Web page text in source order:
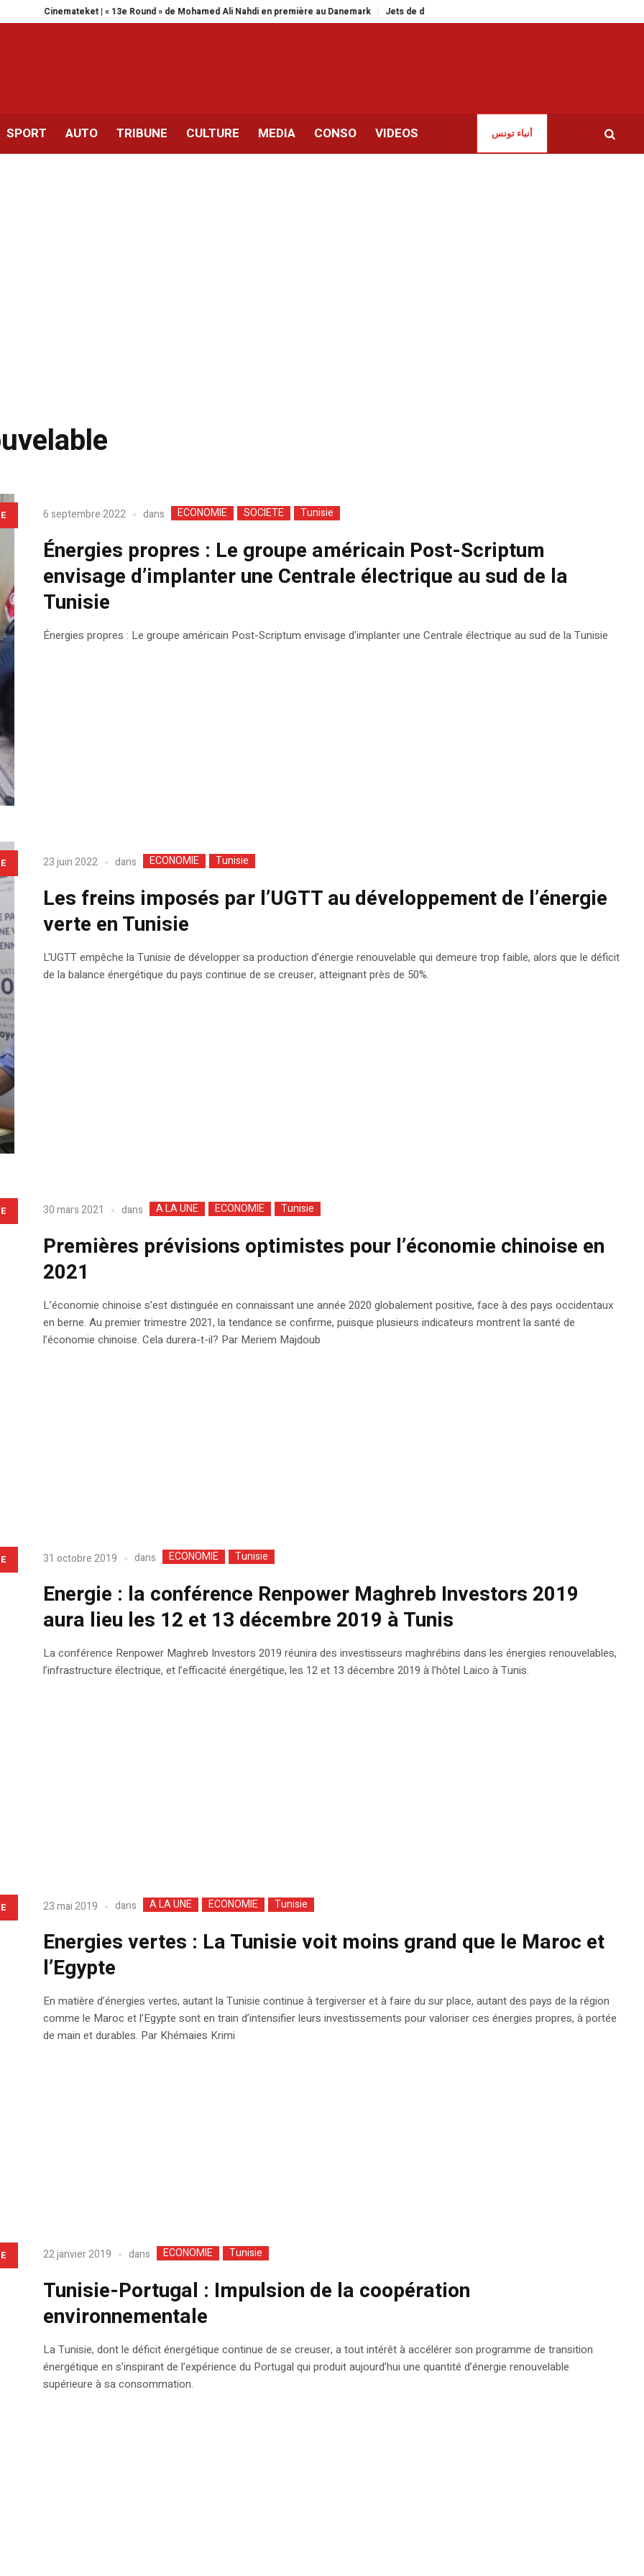
| « 13e Round » de Mohamed Ali Nahdi en première au Danemark Jets de déchets sur les voies de la ligne TGM | La Transtu portera plainte
SPORT AUTO TRIBUNE CULTURE MEDIA CONSO VIDEOS أنباء تونس
6 septembre 2022 dans ECONOMIE SOCIETE Tunisie
Énergies propres : Le groupe américain Post-Scriptum
envisage d’implanter une Centrale électrique au sud de la
Tunisie
Énergies propres : Le groupe américain Post-Scriptum envisage d'implanter une Centrale électrique au sud de la Tunisie
23 juin 2022 dans ECONOMIE Tunisie
Les freins imposés par l’UGTT au développement de l’énergie
verte en Tunisie
L'UGTT empêche la Tunisie de développer sa production d’énergie renouvelable qui demeure trop faible, alors que le déficit
de la balance énergétique du pays continue de se creuser, atteignant près de 50%.
30 mars 2021 dans A LA UNE ECONOMIE Tunisie
Premières prévisions optimistes pour l’économie chinoise en
2021
L’économie chinoise s’est distinguée en connaissant une année 2020 globalement positive, face à des pays occidentaux
en berne. Au premier trimestre 2021, la tendance se confirme, puisque plusieurs indicateurs montrent la santé de
l’économie chinoise. Cela durera-t-il? Par Meriem Majdoub
31 octobre 2019 dans ECONOMIE Tunisie
Energie : la conférence Renpower Maghreb Investors 2019
aura lieu les 12 et 13 décembre 2019 à Tunis
La conférence Renpower Maghreb Investors 2019 réunira des investisseurs maghrébins dans les énergies renouvelables,
l’infrastructure électrique, et l’efficacité énergétique, les 12 et 13 décembre 2019 à l’hôtel Laico à Tunis.
23 mai 2019 dans A LA UNE ECONOMIE Tunisie
Energies vertes : La Tunisie voit moins grand que le Maroc et
l’Egypte
En matière d’énergies vertes, autant la Tunisie continue à tergiverser et à faire du sur place, autant des pays de la région
comme le Maroc et l’Egypte sont en train d’intensifier leurs investissements pour valoriser ces énergies propres, à portée
de main et durables. Par Khémaies Krimi
22 janvier 2019 dans ECONOMIE Tunisie
Tunisie-Portugal : Impulsion de la coopération
environnementale
La Tunisie, dont le déficit énergétique continue de se creuser, a tout intérêt à accélérer son programme de transition
énergétique en s’inspirant de l’expérience du Portugal qui produit aujourd’hui une quantité d’énergie renouvelable
supérieure à sa consommation.